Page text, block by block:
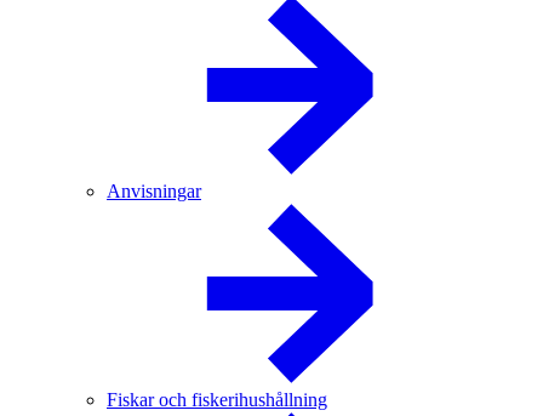
Anvisningar
Fiskar och fiskerihushållning